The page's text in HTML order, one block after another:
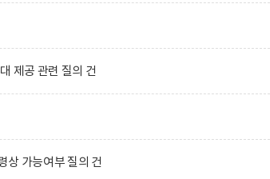
제공 관련 질의 건
상 가능여부 질의 건